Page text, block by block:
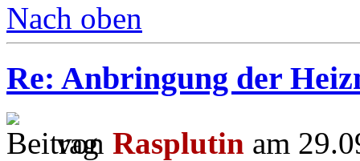
Nach oben
Re: Anbringung der
von Rasplutin am